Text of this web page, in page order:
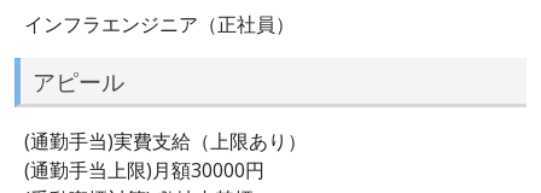
インフラエンジニア（正社員）
アピール
(通勤手当)実費支給（上限あり）
(通勤手当上限)月額30000円